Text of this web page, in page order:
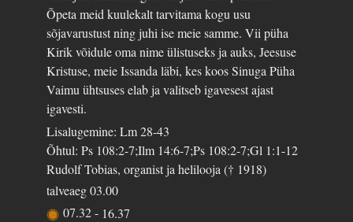
Õpeta meid kuulekalt tarvitama kogu usu
sõjavarustust ning juhi ise meie samme. Vii püha
Kirik võidule oma nime ülistuseks ja auks, Jeesuse
Kristuse, meie Issanda läbi, kes koos Sinuga Püha
Vaimu ühtsuses elab ja valitseb igavesest ajast
igavesti.
Lisalugemine: Lm 28-43
Õhtul: Ps 108:2-7;Ilm 14:6-7;Ps 108:2-7;Gl 1:1-12
Rudolf Tobias, organist ja helilooja († 1918)
talveaeg03.00
07.32- 16.37